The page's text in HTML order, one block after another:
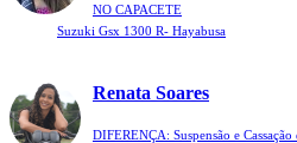
NO CAPACETE
Suzuki Gsx 1300 R- Hayabusa
Renata Soares
DIFERENÇA: Suspensão e Cassação